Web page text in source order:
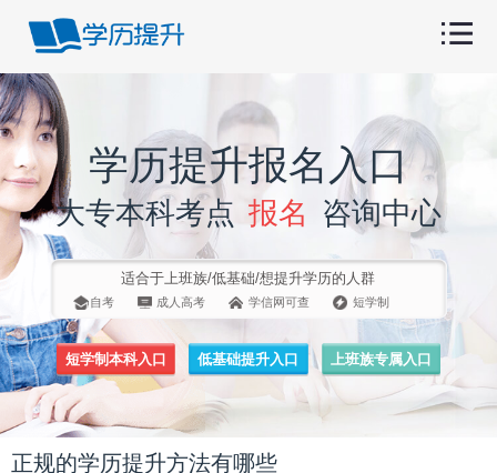
学历提升报名入口
大专本科考点 报名 咨询中心
适合于上班族/低基础/想提升学历的人群
自考 成人高考 学信网可查 短学制
短学制本科入口 低基础提升入口 上班族专属入口
正规的学历提升方法有哪些